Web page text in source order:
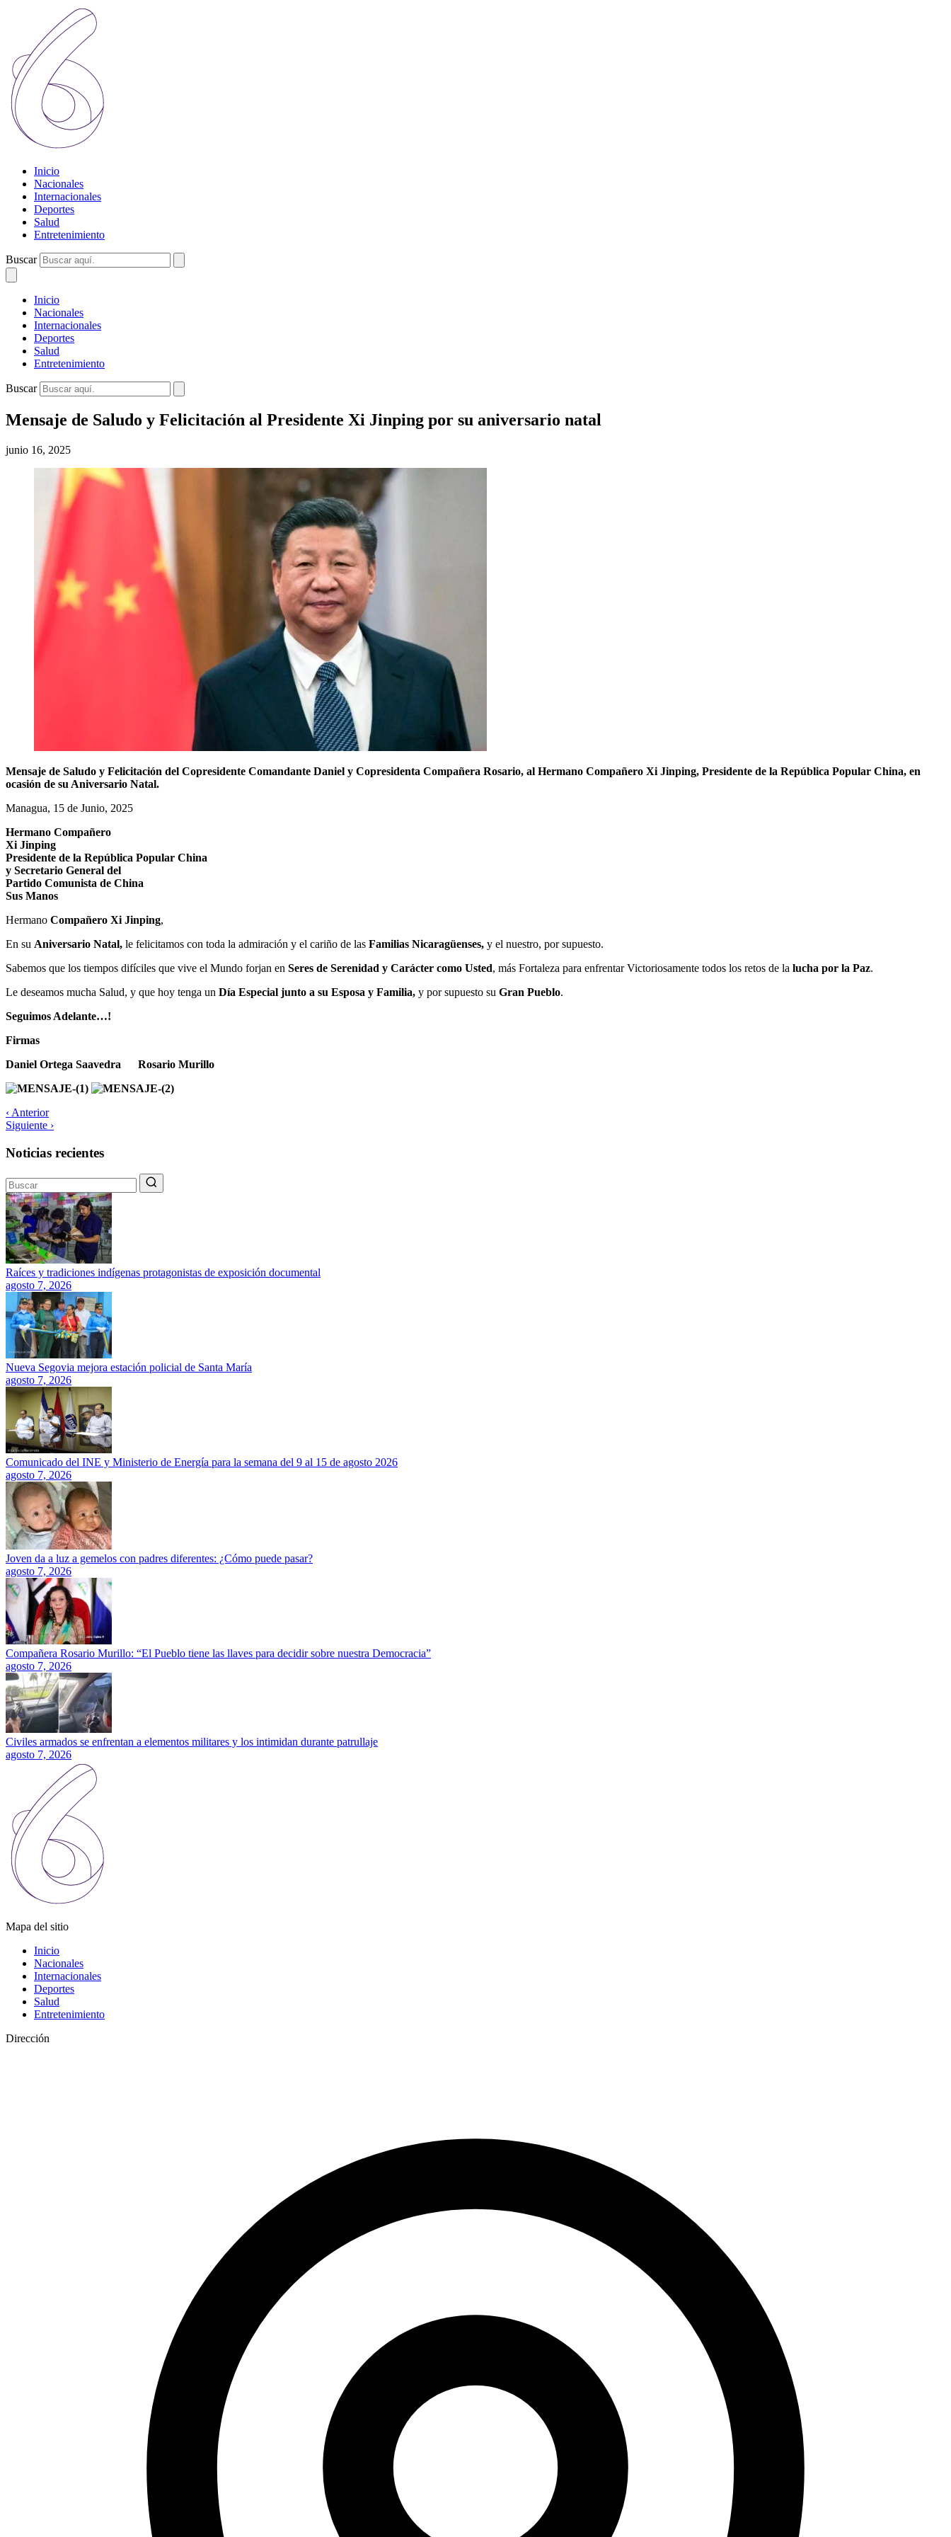
Inicio
Nacionales
Internacionales
Deportes
Salud
Entretenimiento
Buscar
Inicio
Nacionales
Internacionales
Deportes
Salud
Entretenimiento
Buscar
Mensaje de Saludo y Felicitación al Presidente Xi Jinping por su aniversario natal
junio 16, 2025
Mensaje de Saludo y Felicitación del Copresidente Comandante Daniel y Copresidenta Compañera Rosario, al Hermano Compañero Xi Jinping, Presidente de la República Popular China, en
ocasión de su Aniversario Natal.
Managua, 15 de Junio, 2025
Hermano Compañero
Xi Jinping
Presidente de la República Popular China
y Secretario General del
Partido Comunista de China
Sus Manos
Hermano Compañero Xi Jinping,
En su Aniversario Natal, le felicitamos con toda la admiración y el cariño de las Familias Nicaragüenses, y el nuestro, por supuesto.
Sabemos que los tiempos difíciles que vive el Mundo forjan en Seres de Serenidad y Carácter como Usted, más Fortaleza para enfrentar Victoriosamente todos los retos de la lucha por la Paz.
Le deseamos mucha Salud, y que hoy tenga un Día Especial junto a su Esposa y Familia, y por supuesto su Gran Pueblo.
Seguimos Adelante…!
Firmas
Daniel Ortega Saavedra Rosario Murillo
‹ Anterior
Siguiente ›
Noticias recientes
Raíces y tradiciones indígenas protagonistas de exposición documental
agosto 7, 2026
Nueva Segovia mejora estación policial de Santa María
agosto 7, 2026
Comunicado del INE y Ministerio de Energía para la semana del 9 al 15 de agosto 2026
agosto 7, 2026
Joven da a luz a gemelos con padres diferentes: ¿Cómo puede pasar?
agosto 7, 2026
Compañera Rosario Murillo: “El Pueblo tiene las llaves para decidir sobre nuestra Democracia”
agosto 7, 2026
Civiles armados se enfrentan a elementos militares y los intimidan durante patrullaje
agosto 7, 2026
Mapa del sitio
Inicio
Nacionales
Internacionales
Deportes
Salud
Entretenimiento
Dirección